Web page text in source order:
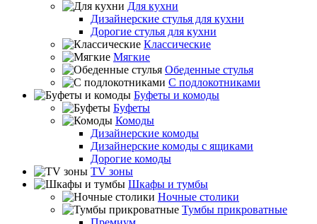
Для кухни
Дизайнерские стулья для кухни
Дорогие стулья для кухни
Классические
Мягкие
Обеденные стулья
С подлокотниками
Буфеты и комоды
Буфеты
Комоды
Дизайнерские комоды
Дизайнерские комоды с ящиками
Дорогие комоды
TV зоны
Шкафы и тумбы
Ночные столики
Тумбы прикроватные